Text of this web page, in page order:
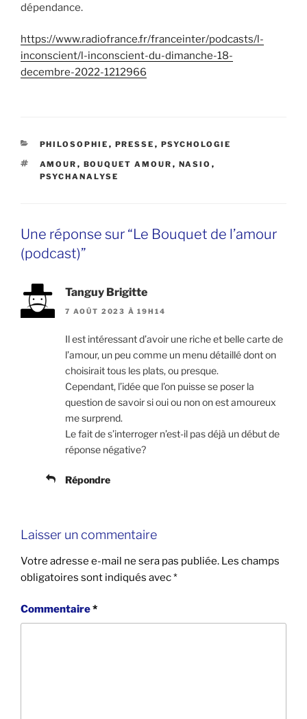
dépendance.
https://www.radiofrance.fr/franceinter/podcasts/l-
inconscient/l-inconscient-du-dimanche-18-
decembre-2022-1212966
CATÉGORIES
PHILOSOPHIE , PRESSE , PSYCHOLOGIE
ÉTIQUETTES
AMOUR , BOUQUET AMOUR , NASIO ,
PSYCHANALYSE
Une réponse sur “Le Bouquet de l’amour
(podcast)”
Tanguy Brigitte
7 AOÛT 2023 À 19H14
Il est intéressant d’avoir une riche et belle carte de
l’amour, un peu comme un menu détaillé dont on
choisirait tous les plats, ou presque.
Cependant, l’idée que l’on puisse se poser la
question de savoir si oui ou non on est amoureux
me surprend.
Le fait de s’interroger n’est-il pas déjà un début de
réponse négative?
Répondre
Laisser un commentaire
Votre adresse e-mail ne sera pas publiée. Les champs
obligatoires sont indiqués avec*
Commentaire*